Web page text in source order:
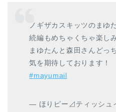
ノギザカスキッツのまゆ
続編もめちゃくちゃ楽し
まゆたんと森田さんどっ
気を期待しております！
#mayumail
— ほりピー⊿ティッシュ